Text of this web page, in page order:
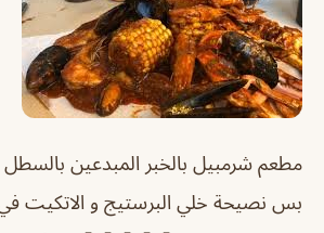
مطعم شرمبيل بالخبر المبدعين
بس نصيحة خلي البرستيج و الاتكيت